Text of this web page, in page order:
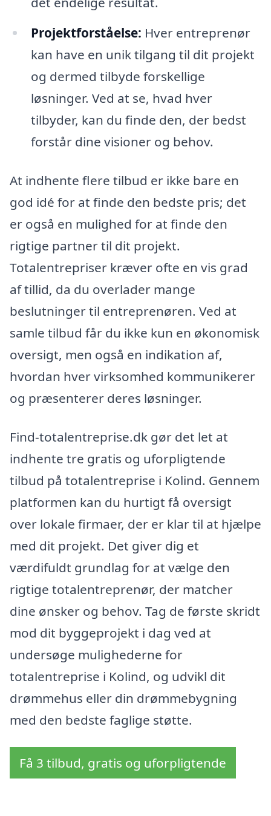
Projektforståelse: Hver entreprenør
kan have en unik tilgang til dit projekt
og dermed tilbyde forskellige
løsninger. Ved at se, hvad hver
tilbyder, kan du finde den, der bedst
forstår dine visioner og behov.
At indhente flere tilbud er ikke bare en
god idé for at finde den bedste pris; det
er også en mulighed for at finde den
rigtige partner til dit projekt.
Totalentrepriser kræver ofte en vis grad
af tillid, da du overlader mange
beslutninger til entreprenøren. Ved at
samle tilbud får du ikke kun en økonomisk
oversigt, men også en indikation af,
hvordan hver virksomhed kommunikerer
og præsenterer deres løsninger.
Find-totalentreprise.dk gør det let at
indhente tre gratis og uforpligtende
tilbud på totalentreprise i Kolind. Gennem
platformen kan du hurtigt få oversigt
over lokale firmaer, der er klar til at hjælpe
med dit projekt. Det giver dig et
værdifuldt grundlag for at vælge den
rigtige totalentreprenør, der matcher
dine ønsker og behov. Tag de første skridt
mod dit byggeprojekt i dag ved at
undersøge mulighederne for
totalentreprise i Kolind, og udvikl dit
drømmehus eller din drømmebygning
med den bedste faglige støtte.
Få 3 tilbud, gratis og uforpligtende